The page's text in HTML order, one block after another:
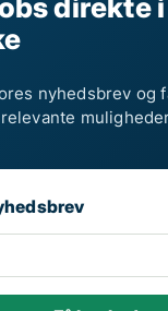
direkte
nyhedsbrev og